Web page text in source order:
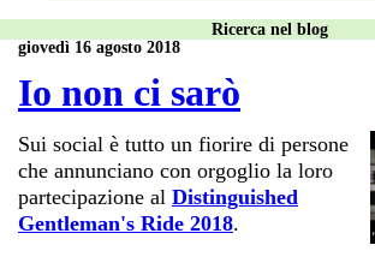
Ricerca nel blog
giovedì 16 agosto 2018
Io non ci sarò
Sui social è tutto un fiorire di persone
che annunciano con orgoglio la loro
partecipazione al Distinguished
Gentleman's Ride 2018.